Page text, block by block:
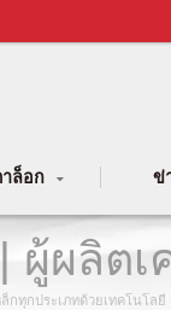
ล็อก ข่
ผลิตเ
กประเภทด้วยเทคโนโลยี